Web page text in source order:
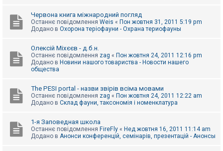
Червона книга міжнародний погляд
Останнє повідомлення Weis « Пон жовтня 31, 2011 5:19 pm
Додано в Охорона теріофауни - Охрана териофауны
Олексій Міхєєв - д.б.н.
Останнє повідомлення zag « Пон жовтня 24, 2011 12:16 pm
Додано в Новини нашого товариства - Новости нашего
общества
The PESI portal - назви звірів всіма мовами
Останнє повідомлення zag « Пон жовтня 24, 2011 12:22 am
Додано в Склад фауни, таксономія і номенклатура
1-я Заповедная школа
Останнє повідомлення FireFly « Нед жовтня 16, 2011 11:14 am
Додано в Анонси конференцій, семінарів, презентацій - Анонсы